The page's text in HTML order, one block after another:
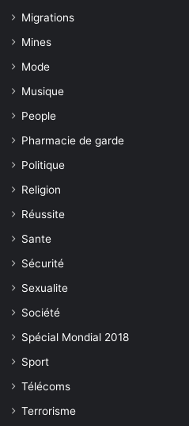
Migrations
Mines
Mode
Musique
People
Pharmacie de garde
Politique
Religion
Réussite
Sante
Sécurité
Sexualite
Société
Spécial Mondial 2018
Sport
Télécoms
Terrorisme